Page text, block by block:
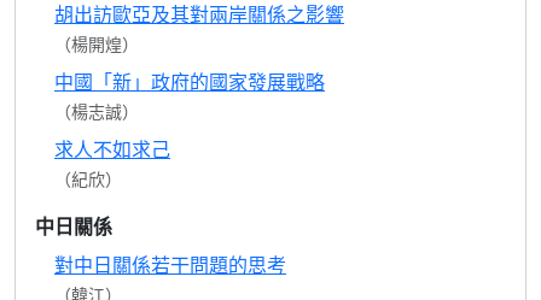
胡出訪歐亞及其對兩岸關係之影響
（楊開煌）
中國「新」政府的國家發展戰略
（楊志誠）
求人不如求己
（紀欣）
中日關係
對中日關係若干問題的思考
（韓江）